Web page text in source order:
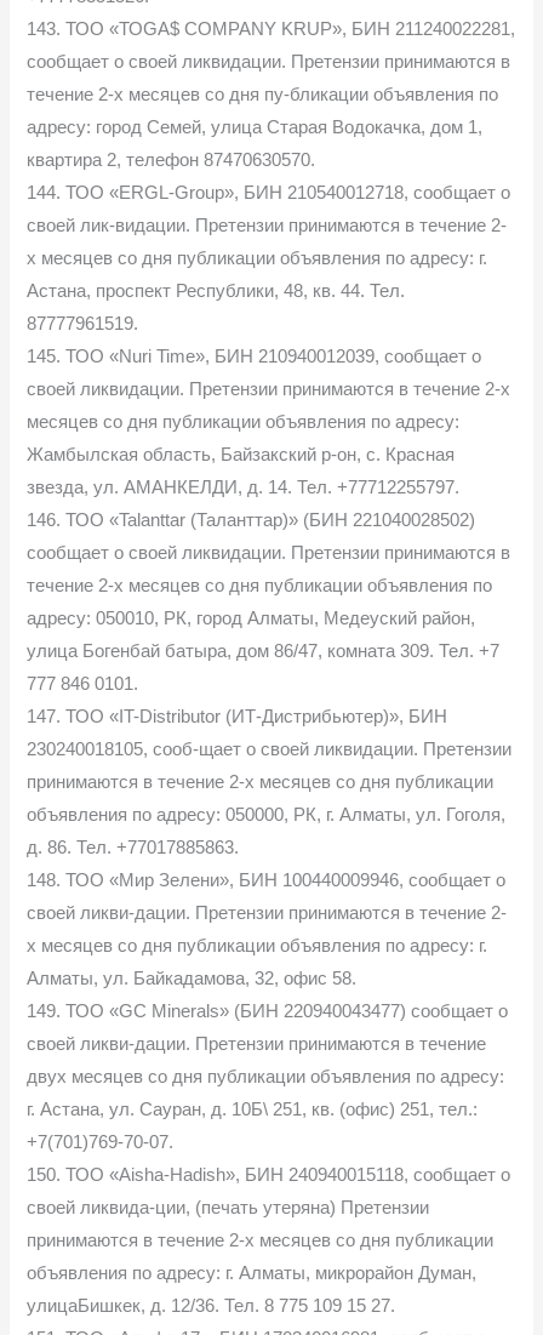
143. ТОО «ТОGA$ COMPANY KRUP», БИН 211240022281,
сообщает о своей ликвидации. Претензии принимаются в
течение 2-х месяцев со дня пу-бликации объявления по
адресу: город Семей, улица Старая Водокачка, дом 1,
квартира 2, телефон 87470630570.
144. ТОО «ERGL-Group», БИН 210540012718, сообщает о
своей лик-видации. Претензии принимаются в течение 2-
х месяцев со дня публикации объявления по адресу: г.
Астана, проспект Республики, 48, кв. 44. Тел.
87777961519.
145. ТОО «Nuri Time», БИН 210940012039, сообщает о
своей ликвидации. Претензии принимаются в течение 2-х
месяцев со дня публикации объявления по адресу:
Жамбылская область, Байзакский р-он, с. Красная
звезда, ул. АМАНКЕЛДИ, д. 14. Тел. +77712255797.
146. ТОО «Talanttar (Таланттар)» (БИН 221040028502)
сообщает о своей ликвидации. Претензии принимаются в
течение 2-х месяцев со дня публикации объявления по
адресу: 050010, РК, город Алматы, Медеуский район,
улица Богенбай батыра, дом 86/47, комната 309. Тел. +7
777 846 0101.
147. ТОО «IT-Distributor (ИТ-Дистрибьютер)», БИН
230240018105, сооб-щает о своей ликвидации. Претензии
принимаются в течение 2-х месяцев со дня публикации
объявления по адресу: 050000, РК, г. Алматы, ул. Гоголя,
д. 86. Тел. +77017885863.
148. ТОО «Мир Зелени», БИН 100440009946, сообщает о
своей ликви-дации. Претензии принимаются в течение 2-
х месяцев со дня публикации объявления по адресу: г.
Алматы, ул. Байкадамова, 32, офис 58.
149. ТОО «GC Minerals» (БИН 220940043477) сообщает о
своей ликви-дации. Претензии принимаются в течение
двух месяцев со дня публикации объявления по адресу:
г. Астана, ул. Сауран, д. 10Б\ 251, кв. (офис) 251, тел.:
+7(701)769-70-07.
150. ТОО «Aisha-Hadish», БИН 240940015118, сообщает о
своей ликвида-ции, (печать утеряна) Претензии
принимаются в течение 2-х месяцев со дня публикации
объявления по адресу: г. Алматы, микрорайон Думан,
улицаБишкек, д. 12/36. Тел. 8 775 109 15 27.